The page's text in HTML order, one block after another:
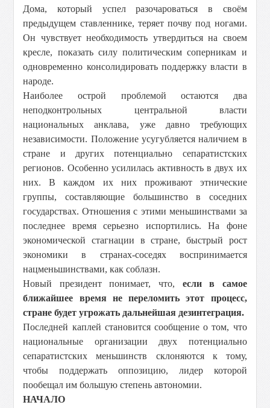
Дома, который успел разочароваться в своём
предыдущем ставленнике, теряет почву под ногами.
Он чувствует необходимость утвердиться на своем
кресле, показать силу политическим соперникам и
одновременно консолидировать поддержку власти в
народе.
Наиболее острой проблемой остаются два
неподконтрольных центральной власти
национальных анклава, уже давно требующих
независимости. Положение усугубляется наличием в
стране и других потенциально сепаратистских
регионов. Особенно усилилась активность в двух их
них. В каждом их них проживают этнические
группы, составляющие большинство в соседних
государствах. Отношения с этими меньшинствами за
последнее время серьезно испортились. На фоне
экономической стагнации в стране, быстрый рост
экономики в странах-соседях воспринимается
нацменьшинствами, как соблазн.
Новый президент понимает, что, если в самое
ближайшее время не переломить этот процесс,
стране будет угрожать дальнейшая дезинтеграция.
Последней каплей становится сообщение о том, что
национальные организации двух потенциально
сепаратистских меньшинств склоняются к тому,
чтобы поддержать оппозицию, лидер которой
пообещал им большую степень автономии.
НАЧАЛО